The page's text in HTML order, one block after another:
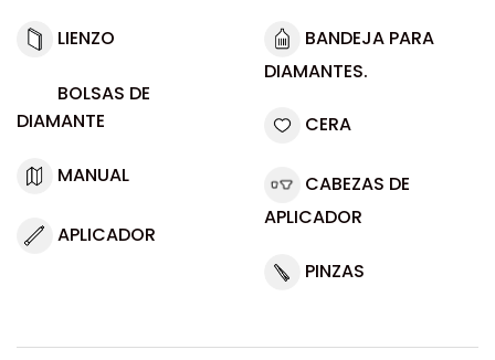
LIENZO
BOLSAS DE
DIAMANTE
MANUAL
APLICADOR
BANDEJA PARA
DIAMANTES.
CERA
CABEZAS DE
APLICADOR
PINZAS